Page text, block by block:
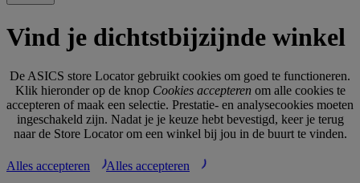
Vind je dichtstbijzijnde winkel
De ASICS store Locator gebruikt cookies om goed te functioneren.
Klik hieronder op de knop Cookies accepteren om alle cookies te
accepteren of maak een selectie. Prestatie- en analysecookies moeten
ingeschakeld zijn. Nadat je je keuze hebt bevestigd, keer je terug
naar de Store Locator om een winkel bij jou in de buurt te vinden.
Alles accepteren
Alles accepteren